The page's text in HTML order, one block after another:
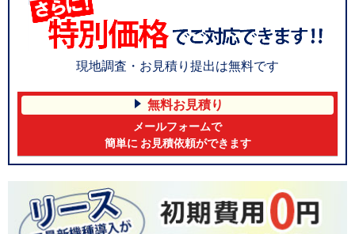
現地調査・お見積り提出は無料です
無料お見積り
メールフォームで
簡単に お見積依頼ができます